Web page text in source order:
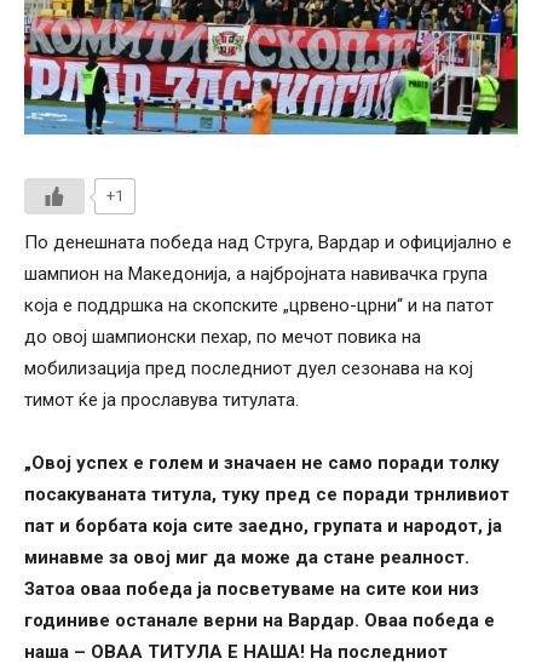
+1
По денешната победа над Струга, Вардар и официјално е
шампион на Македонија, а најбројната навивачка група
која е поддршка на скопските „црвено-црни“ и на патот
до овој шампионски пехар, по мечот повика на
мобилизација пред последниот дуел сезонава на кој
тимот ќе ја прославува титулата.
„Овој успех е голем и значаен не само поради толку
посакуваната титула, туку пред се поради трнливиот
пат и борбата која сите заедно, групата и народот, ја
минавме за овој миг да може да стане реалност.
Затоа оваа победа ја посветуваме на сите кои низ
годиниве останале верни на Вардар. Оваа победа е
наша – ОВАА ТИТУЛА Е НАША! На последниот